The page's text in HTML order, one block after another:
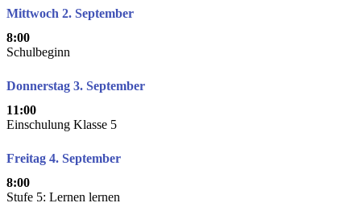
Mittwoch 2. September
8:00
Schulbeginn
Donnerstag 3. September
11:00
Einschulung Klasse 5
Freitag 4. September
8:00
Stufe 5: Lernen lernen